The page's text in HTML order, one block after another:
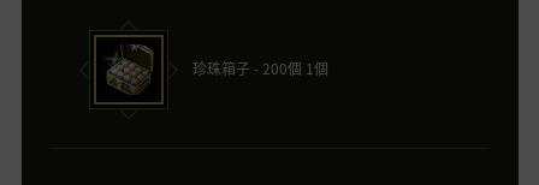
珍珠箱子 - 200個 1個